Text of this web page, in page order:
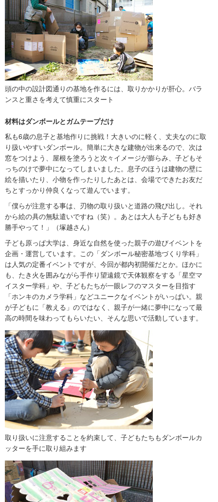
頭の中の設計図通りの基地を作るには、取りかかりが肝心。バラ
ンスと重さを考えて慎重にスタート
材料はダンボールとガムテープだけ
私も6歳の息子と基地作りに挑戦！大きいのに軽く、丈夫なのに取
り扱いやすいダンボール。簡単に大きな建物が出来るので、次は
窓をつけよう、屋根を塗ろうと次々イメージが膨らみ、子どもそ
っちのけで夢中になってしまいました。息子のほうは建物の壁に
絵を描いたり、小物を作ったりしたあとは、会場でできたお友だ
ちとすっかり仲良くなって遊んでいます。
「僕らが注意する事は、刃物の取り扱いと道路の飛び出し。それ
から絵の具の無駄遣いですね（笑）。あとは大人も子どもも好き
勝手やって！」（塚越さん）
子ども原っぱ大学は、身近な自然を使った親子の遊びイベントを
企画・運営しています。この「ダンボール秘密基地づくり学科」
は人気の定番イベントですが、今回が都内初開催だとか。ほかに
も、たき火を囲みながら手作り望遠鏡で天体観察をする「星空マ
イスター学科」や、子どもたちが一眼レフのマスターを目指す
「ホンキのカメラ学科」などユニークなイベントがいっぱい。親
が子どもに「教える」のではなく、親子が一緒に夢中になって最
高の時間を味わってもらいたい、そんな思いで活動しています。
取り扱いに注意することを約束して、子どもたちもダンボールカ
ッターを手に取り組みます